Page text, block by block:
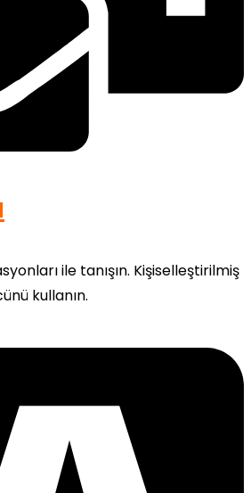
ile tanışın. Kişiselleştirilmiş
kullanın.